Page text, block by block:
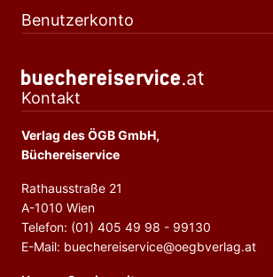
Benutzerkonto
Kontakt
Verlag des ÖGB GmbH,
Büchereiservice
Rathausstraße 21
A-1010 Wien
Telefon: (01) 405 49 98 - 99130
E-Mail: buechereiservice@oegbverlag.at